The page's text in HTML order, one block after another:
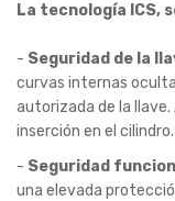
La tecnología ICS,
- Seguridad de la
curvas internas
autorizada de la
inserción en el cilindro.
- Seguridad
una elevada